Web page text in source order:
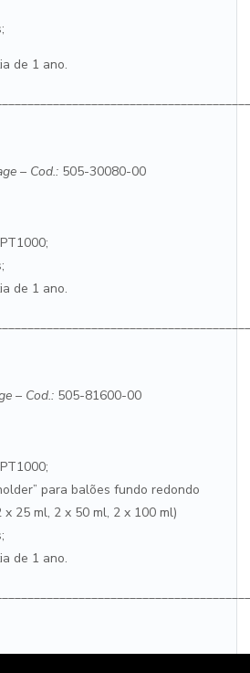
de 1 ano.
– Cod.: 505-30080-00
de 1 ano.
– Cod.: 505-81600-00
para balões fundo redondo
25 ml, 2 x 50 ml, 2 x 100 ml)
de 1 ano.